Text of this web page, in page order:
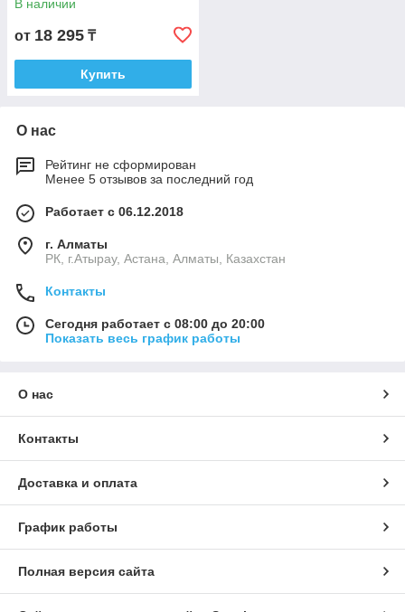
В наличии
от 18 295 ₸
Купить
О нас
Рейтинг не сформирован
Менее 5 отзывов за последний год
Работает с 06.12.2018
г. Алматы
РК, г.Атырау, Астана, Алматы, Казахстан
Контакты
Сегодня работает с 08:00 до 20:00
Показать весь график работы
О нас
Контакты
Доставка и оплата
График работы
Полная версия сайта